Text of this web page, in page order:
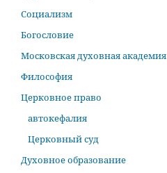
Социализм
Богословие
Московская духовная академия
Философия
Церковное право
автокефалия
Церковный суд
Духовное образование